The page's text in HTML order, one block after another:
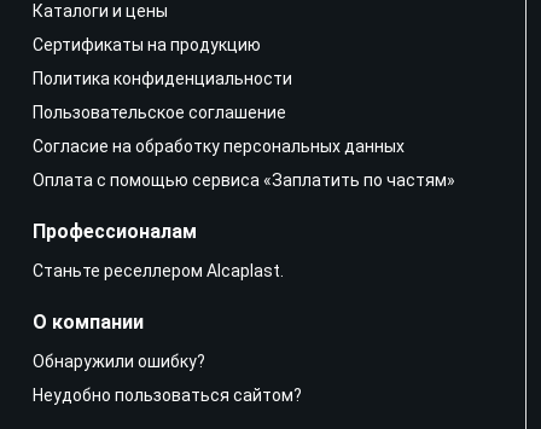
Каталоги и цены
Сертификаты на продукцию
Политика конфиденциальности
Пользовательское соглашение
Согласие на обработку персональных данных
Оплата с помощью сервиса «Заплатить по частям»
Профессионалам
Станьте реселлером Alcaplast.
О компании
Обнаружили ошибку?
Неудобно пользоваться сайтом?